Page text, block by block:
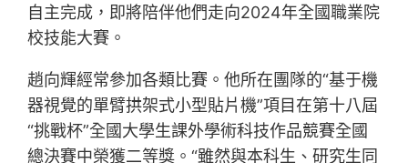
自主完成，即將陪伴他們走向2024年全國職業院
校技能大賽。
趙向輝經常參加各類比賽。他所在團隊的“基于機
器視覺的單臂拱架式小型貼片機”項目在第十八屆
“挑戰杯”全國大學生課外學術科技作品競賽全國
總決賽中榮獲二等獎。“雖然與本科生、研究生同